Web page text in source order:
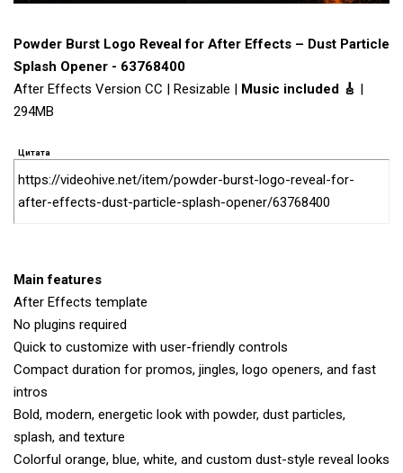
Powder Burst Logo Reveal for After Effects – Dust Particle
Splash Opener - 63768400
After Effects Version CC | Resizable | Music included 🎸 |
294MB
Цитата
https://videohive.net/item/powder-burst-logo-reveal-for-
after-effects-dust-particle-splash-opener/63768400
Main features
After Effects template
No plugins required
Quick to customize with user-friendly controls
Compact duration for promos, jingles, logo openers, and fast
intros
Bold, modern, energetic look with powder, dust particles,
splash, and texture
Colorful orange, blue, white, and custom dust-style reveal looks